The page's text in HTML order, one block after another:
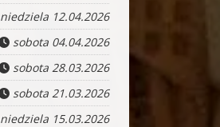
niedziela 12.04.2026
sobota 04.04.2026
sobota 28.03.2026
sobota 21.03.2026
niedziela 15.03.2026